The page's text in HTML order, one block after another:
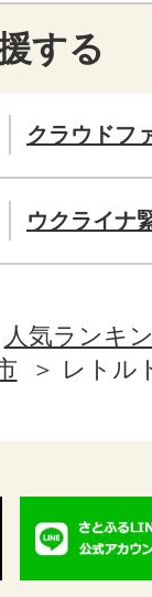
する
クラウドフ
ウクライナ
人気ランキ
レトル